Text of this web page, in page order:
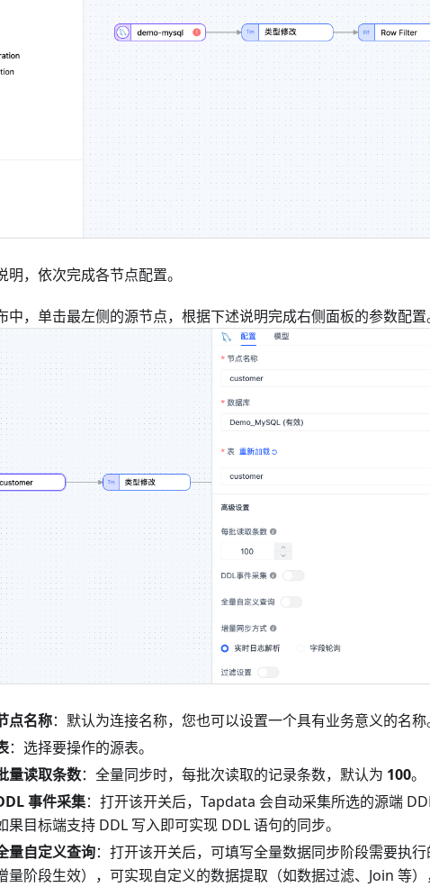
明，依次完成各节点配置。
中，单击最左侧的源节点，根据下述说明完成右侧面板的参数配置
点名称：默认为连接名称，您也可以设置一个具有业务意义的名称
：选择要操作的源表。
量读取条数：全量同步时，每批次读取的记录条数，默认为 100。
事件采集：打开该开关后，Tapdata 会自动采集所选的源端
果目标端支持 DDL 写入即可实现 DDL 语句的同步。
量自定义查询：打开该开关后，可填写全量数据同步阶段需要执
量阶段生效），可实现自定义的数据提取（如数据过滤、Join 等